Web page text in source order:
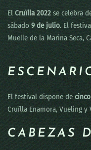
ElCruïlla 2022 se celebra
sábado 9 de julio. El
Muelle de la Marina Seca,
El festival dispone de cinco
Cruïlla Enamora, Vueling y
CABEZAS